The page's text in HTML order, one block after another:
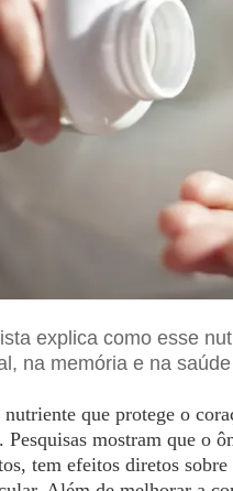
explica como esse
na memória e na
nutriente que protege o
mostram que o
tem efeitos diretos